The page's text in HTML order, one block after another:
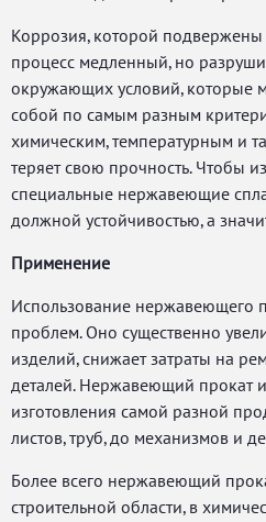
Коррозия, которой
процесс медленный, но
окружающих условий, которые
собой по самым разным
химическим, температурным и
теряет свою прочность. Чтобы
специальные нержавеющие
должной устойчивостью, а
Применение
Использование нержавеющего
проблем. Оно существенно
изделий, снижает затраты на
деталей. Нержавеющий прокат
изготовления самой разной
листов, труб, до механизмов и
Более всего нержавеющий
строительной области, в